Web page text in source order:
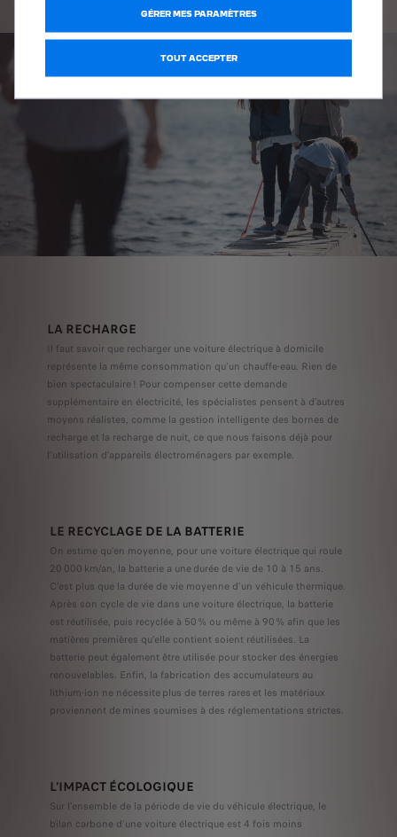
LA RECHARGE
Il faut savoir que recharger une voiture électrique à domicile
représente la même consommation qu’un chauffe-eau. Rien de
bien spectaculaire ! Pour compenser cette demande
supplémentaire en électricité, les spécialistes pensent à d’autres
moyens réalistes, comme la gestion intelligente des bornes de
recharge et la recharge de nuit, ce que nous faisons déjà pour
l’utilisation d’appareils électroménagers par exemple.
LE RECYCLAGE DE LA BATTERIE
On estime qu’en moyenne, pour une voiture électrique qui roule
20 000 km/an, la batterie a une durée de vie de 10 à 15 ans.
C’est plus que la durée de vie moyenne d’un véhicule thermique.
Après son cycle de vie dans une voiture électrique, la batterie
est réutilisée, puis recyclée à 50 % ou même à 90 % afin que les
matières premières qu’elle contient soient réutilisées. La
batterie peut également être utilisée pour stocker des énergies
renouvelables. Enfin, la fabrication des accumulateurs au
lithium-ion ne nécessite plus de terres rares et les matériaux
proviennent de mines soumises à des réglementations strictes.
L’IMPACT ÉCOLOGIQUE
Sur l’ensemble de la période de vie du véhicule électrique, le
bilan carbone d’une voiture électrique est 4 fois moins
GÉRER MES PARAMÈTRES
TOUT ACCEPTER